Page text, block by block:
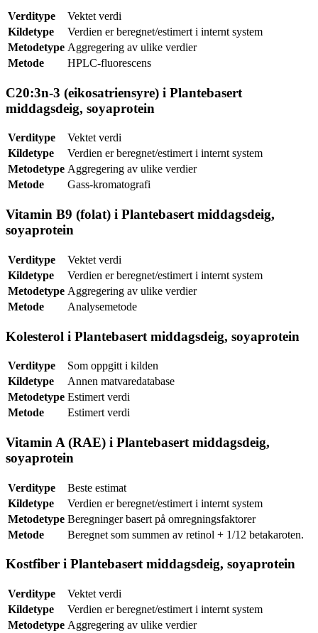
Verditype
Vektet verdi
Kildetype
Verdien er beregnet/estimert i internt system
Metodetype Aggregering av ulike verdier
Metode
HPLC-fluorescens
C20:3n-3 (eikosatriensyre) i Plantebasert
middagsdeig, soyaprotein
Verditype
Vektet verdi
Kildetype
Verdien er beregnet/estimert i internt system
Metodetype Aggregering av ulike verdier
Metode
Gass-kromatografi
Vitamin B9 (folat) i Plantebasert middagsdeig,
soyaprotein
Verditype
Vektet verdi
Kildetype
Verdien er beregnet/estimert i internt system
Metodetype Aggregering av ulike verdier
Metode
Analysemetode
Kolesterol i Plantebasert middagsdeig, soyaprotein
Verditype
Som oppgitt i kilden
Kildetype
Annen matvaredatabase
Metodetype Estimert verdi
Metode
Estimert verdi
Vitamin A (RAE) i Plantebasert middagsdeig,
soyaprotein
Verditype
Beste estimat
Kildetype
Verdien er beregnet/estimert i internt system
Metodetype Beregninger basert på omregningsfaktorer
Metode
Beregnet som summen av retinol + 1/12 betakaroten.
Kostfiber i Plantebasert middagsdeig, soyaprotein
Verditype
Vektet verdi
Kildetype
Verdien er beregnet/estimert i internt system
Metodetype Aggregering av ulike verdier